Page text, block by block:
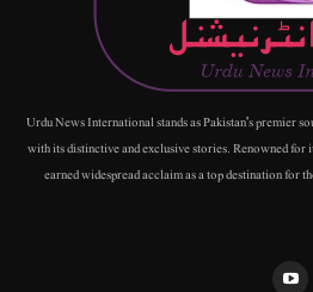
"Urdu News International stands as Pakistan's premier
with its distinctive and exclusive stories. Renowned for
earned widespread acclaim as a top destination for